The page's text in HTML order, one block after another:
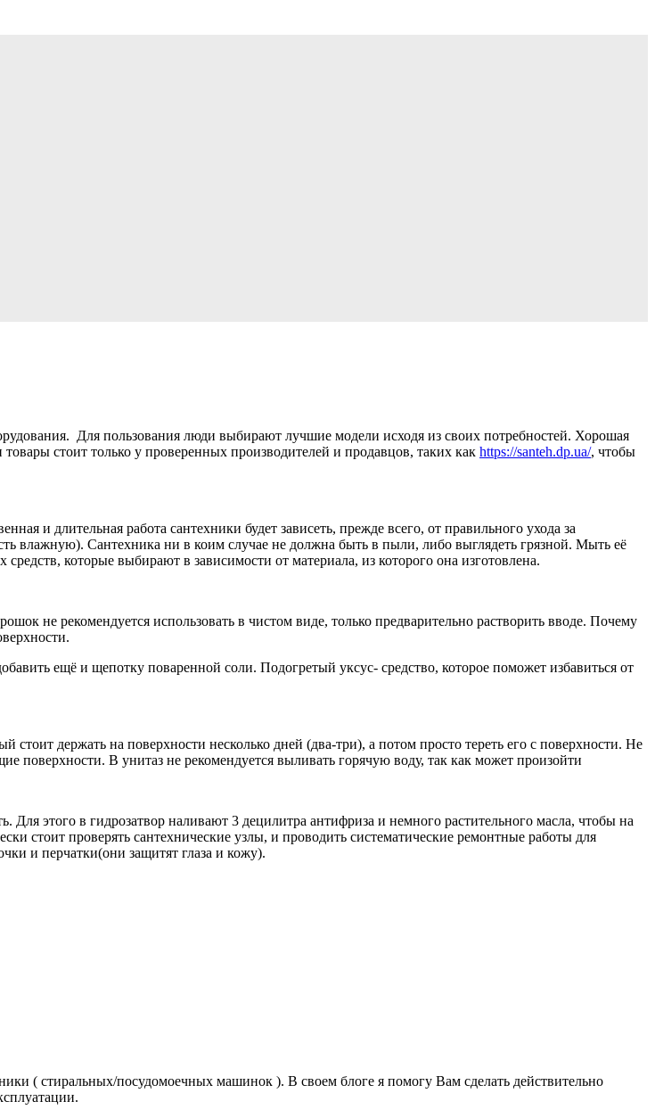
Для пользования люди выбирают лучшие модели исходя из своих потребностей. Хорошая
стоит только у проверенных производителей и продавцов, таких как https://santeh.dp.ua/, чтобы
и длительная работа сантехники будет зависеть, прежде всего, от правильного ухода за
влажную). Сантехника ни в коим случае не должна быть в пыли, либо выглядеть грязной. Мыть её
которые выбирают в зависимости от материала, из которого она изготовлена.
не рекомендуется использовать в чистом виде, только предварительно растворить вводе. Почему
ещё и щепотку поваренной соли. Подогретый уксус- средство, которое поможет избавиться от
держать на поверхности несколько дней (два-три), а потом просто тереть его с поверхности. Не
поверхности. В унитаз не рекомендуется выливать горячую воду, так как может произойти
этого в гидрозатвор наливают 3 децилитра антифриза и немного растительного масла, чтобы на
стоит проверять сантехнические узлы, и проводить систематические ремонтные работы для
и перчатки(они защитят глаза и кожу).
( стиральных/посудомоечных машинок ). В своем блоге я помогу Вам сделать действительно